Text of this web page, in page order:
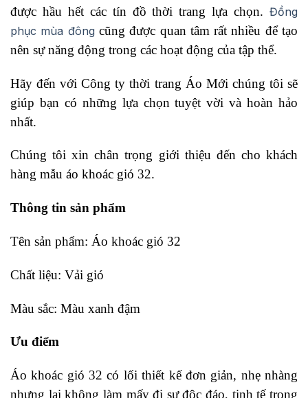
được hầu hết các tín đồ thời trang lựa chọn. Đồng
phục mùa đông cũng được quan tâm rất nhiều để tạo
nên sự năng động trong các hoạt động của tập thể.
Hãy đến với Công ty thời trang Áo Mới chúng tôi sẽ
giúp bạn có những lựa chọn tuyệt vời và hoàn hảo
nhất.
Chúng tôi xin chân trọng giới thiệu đến cho khách
hàng mẫu áo khoác gió 32.
Thông tin sản phẩm
Tên sản phẩm: Áo khoác gió 32
Chất liệu: Vải gió
Màu sắc: Màu xanh đậm
Ưu điểm
Áo khoác gió 32 có lối thiết kế đơn giản, nhẹ nhàng
nhưng lại không làm mấy đi sự độc đáo, tinh tế trong